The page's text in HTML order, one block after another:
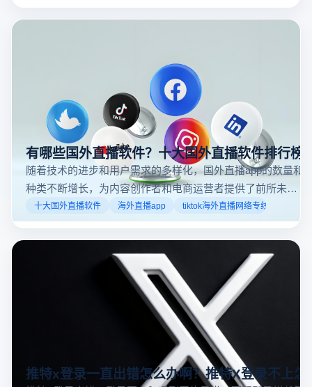
可以随时随地参与实时互动，无论是关注新闻事件、休
有哪些国外直播软件？十大国外直播软件排行榜
随着技术的进步和用户需求的多样化，国外直播app的数量和
种类不断增长，为内容创作者和电商运营者提供了前所未有
的机遇。如果你是一个跨境电商从业者，想要了解2025年十
大国外直播软件排行榜，那么你来对地方了！接下来跟着云
登多开浏览器一起来了解海外直播平台哪些最受欢迎。
十大国外直播软件 海外直播app tiktok海外直播网络专线
推特x登录一直出错怎么办啊？推特X登录不上怎